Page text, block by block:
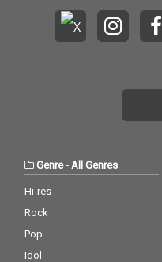
プスを横断する多彩な
活動を続けてきた草田
Genre- All Genres
Hi-res
Rock
Pop
Idol